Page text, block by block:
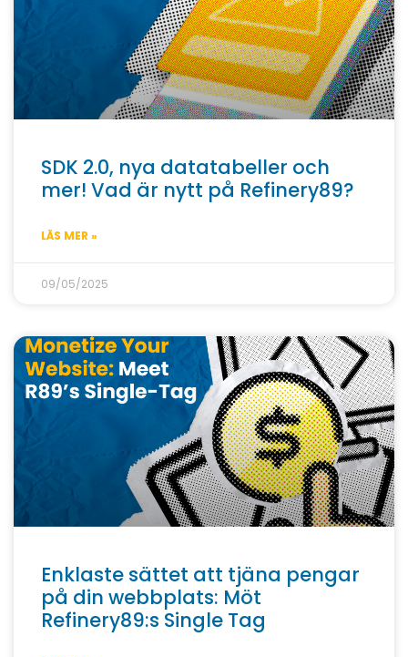
SDK 2.0, nya datatabeller och
mer! Vad är nytt på Refinery89?
LÄS MER »
09/05/2025
Enklaste sättet att tjäna pengar
på din webbplats: Möt
Refinery89:s Single Tag